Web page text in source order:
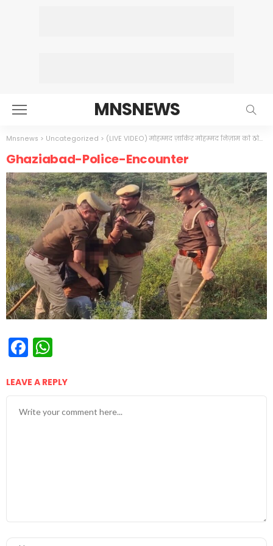
MNSNEWS
Mnsnews > Uncategorized > (LIVE VIDEO) मोहम्मद ज़ाकिर मोहम्मद निज़ाम को ठोकी गोली, नाबालिग दलित का गैंगरेप किया ने, पुलिस ने किया इनकाउंटर,जीवन भर को अपंग
Ghaziabad-Police-Encounter
Facebook
LEAVE A REPLY